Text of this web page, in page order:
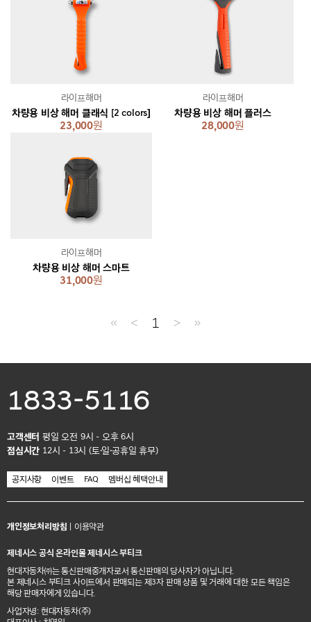
차량용 비상 해머 클래식 [2 colors]
23,000원
라이프해머
차량용 비상 해머 플러스
28,000원
라이프해머
차량용 비상 해머 스마트
31,000원
라이프해머
≪ ＜ 1 ＞ ≫
1833-5116
고객센터 평일 오전 9시 - 오후 6시
점심시간 12시 - 13시 (토·일·공휴일 휴무)
공지사항 이벤트 FAQ 멤버십 혜택안내
개인정보처리방침 | 이용약관
제네시스 공식 온라인몰 제네시스 부티크
현대자동차㈜는 통신판매중개자로서 통신판매의 당사자가 아닙니다.
본 제네시스 부티크 사이트에서 판매되는 제3자 판매 상품 및 거래에 대한 모든 책임은
해당 판매자에게 있습니다.
사업자명: 현대자동차(주)